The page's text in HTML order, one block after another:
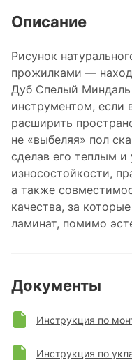
Описание
Рисунок
прожилками —
Дуб Спелый Миндаль
инструментом, если
расширить
не «выбеляя» пол
сделав его теплым
износостойкости,
а также
качества, за
ламинат, помимо
Документы
Инструкция по
Инструкция по